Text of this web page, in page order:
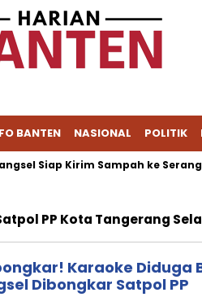
BANTEN NASIONAL POLITIK
Siap Kirim Sampah ke Serang
PP Kota Tangerang
Karaoke Diduga
Dibongkar Satpol PP